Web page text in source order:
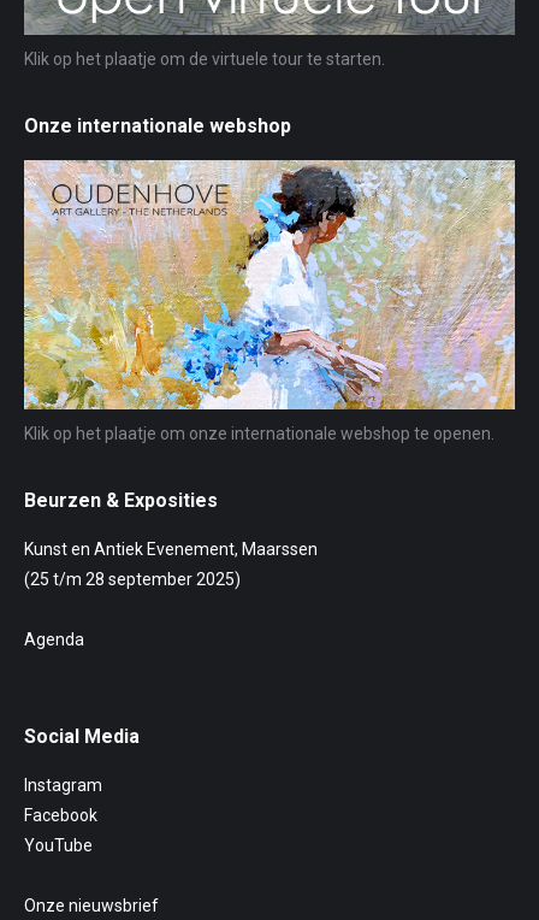
Klik op het plaatje om de virtuele tour te starten.
Onze internationale webshop
Klik op het plaatje om onze internationale webshop te openen.
Beurzen & Exposities
Kunst en Antiek Evenement, Maarssen
(25 t/m 28 september 2025)
Agenda
Social Media
Instagram
Facebook
YouTube
Onze nieuwsbrief